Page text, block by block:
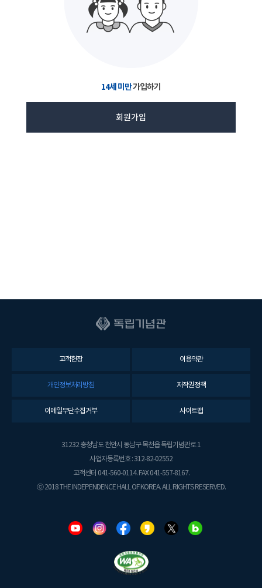
14세 미만가입하기
회원가입
고객헌장 이용약관
개인정보처리방침 저작권정책
이메일무단수집거부 사이트맵
31232 충청남도 천안시 동남구 목천읍 독립기념관로 1
사업자등록번호 : 312-82-02552
고객센터 041-560-0114. FAX 041-557-8167.
ⓒ 2018 THE INDEPENDENCE HALL OF KOREA. ALL RIGHTS RESERVED.